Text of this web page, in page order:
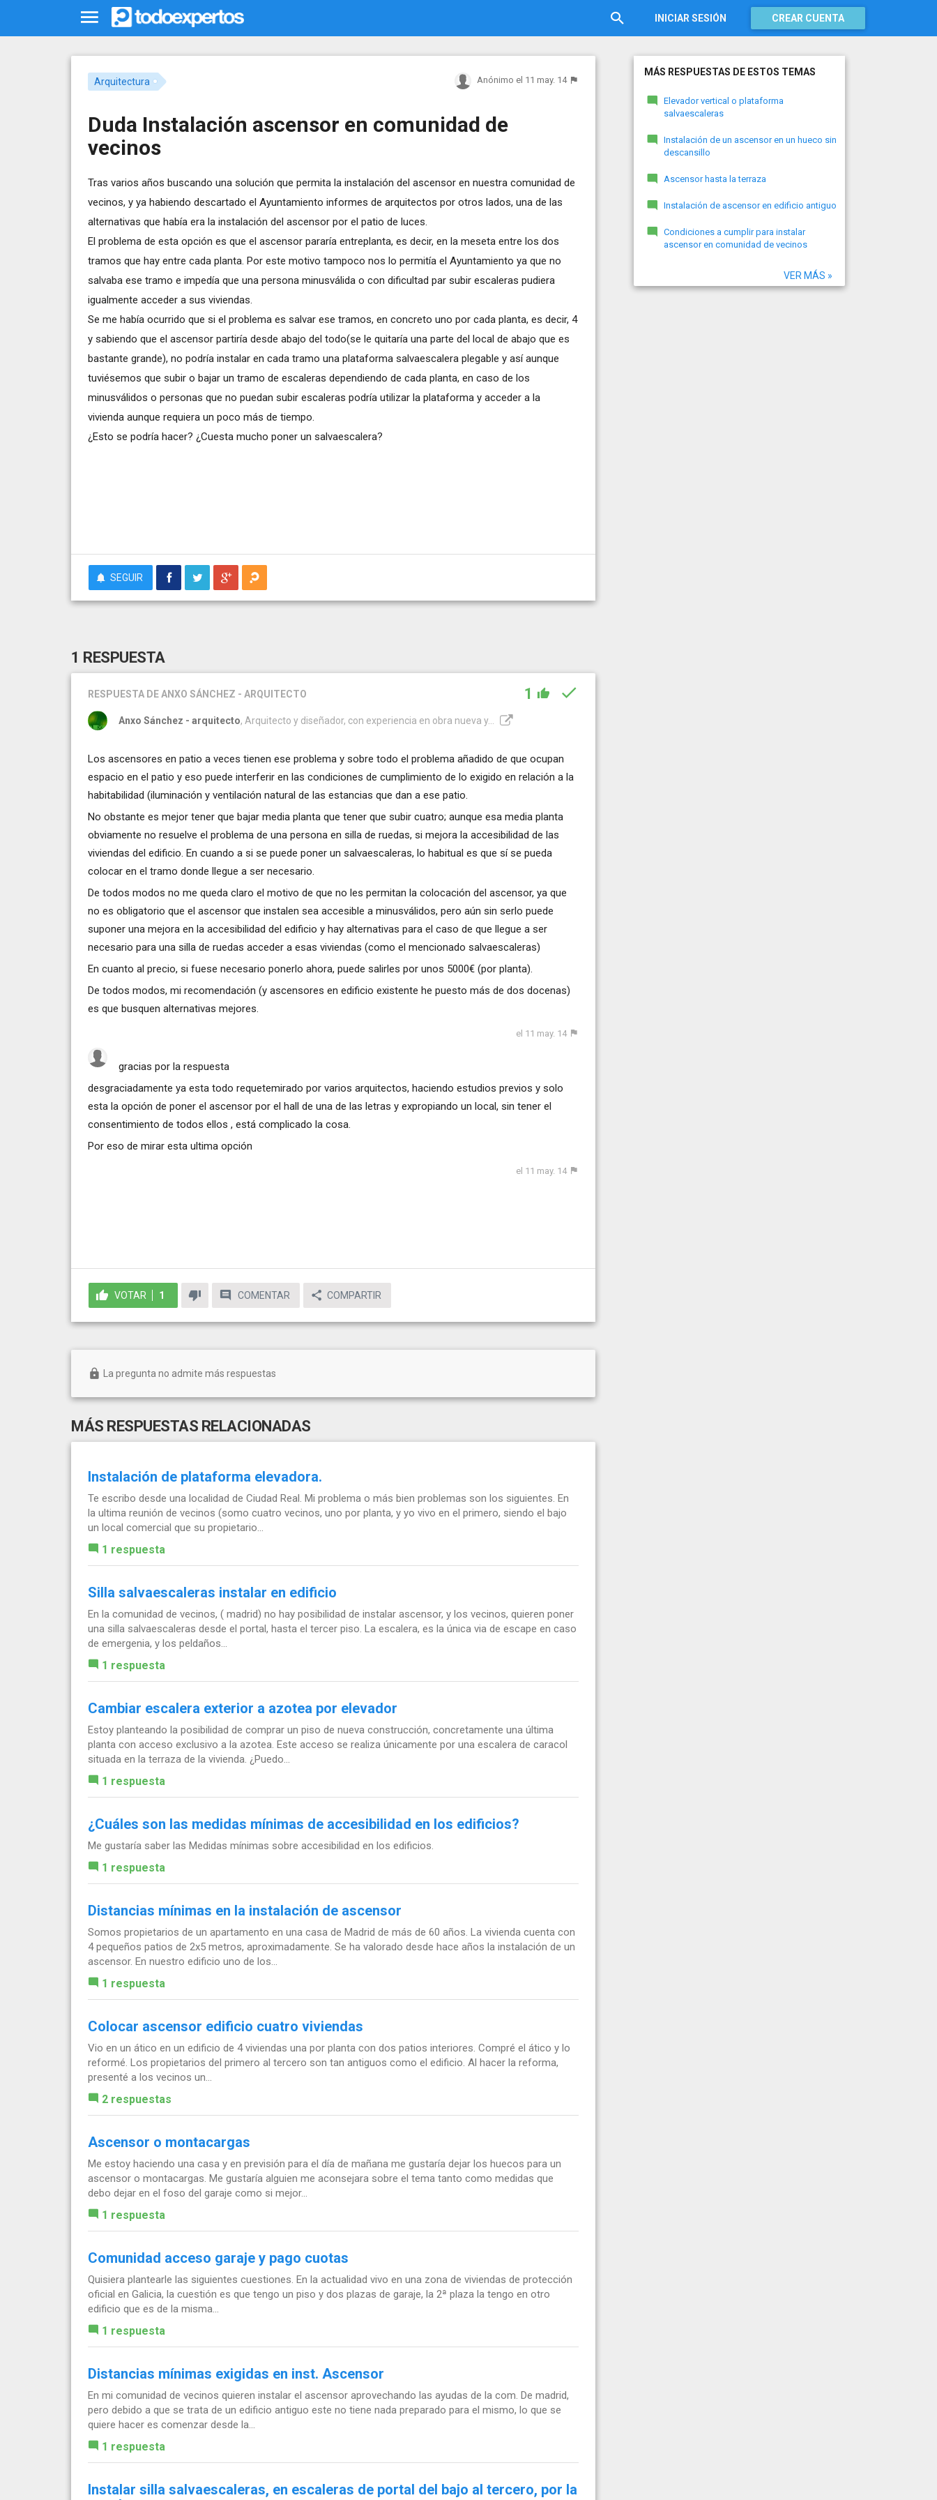
INICIAR SESIÓN CREAR CUENTA
Arquitectura Anónimo el 11 may. 14
Duda Instalación ascensor en comunidad de
vecinos
Tras varios años buscando una solución que permita la instalación del ascensor en nuestra comunidad de
vecinos, y ya habiendo descartado el Ayuntamiento informes de arquitectos por otros lados, una de las
alternativas que había era la instalación del ascensor por el patio de luces.
El problema de esta opción es que el ascensor pararía entreplanta, es decir, en la meseta entre los dos
tramos que hay entre cada planta. Por este motivo tampoco nos lo permitía el Ayuntamiento ya que no
salvaba ese tramo e impedía que una persona minusválida o con dificultad par subir escaleras pudiera
igualmente acceder a sus viviendas.
Se me había ocurrido que si el problema es salvar ese tramos, en concreto uno por cada planta, es decir, 4
y sabiendo que el ascensor partiría desde abajo del todo(se le quitaría una parte del local de abajo que es
bastante grande), no podría instalar en cada tramo una plataforma salvaescalera plegable y así aunque
tuviésemos que subir o bajar un tramo de escaleras dependiendo de cada planta, en caso de los
minusválidos o personas que no puedan subir escaleras podría utilizar la plataforma y acceder a la
vivienda aunque requiera un poco más de tiempo.
¿Esto se podría hacer? ¿Cuesta mucho poner un salvaescalera?
SEGUIR
1 RESPUESTA
RESPUESTA DE ANXO SÁNCHEZ - ARQUITECTO 1
Anxo Sánchez - arquitecto, Arquitecto y diseñador, con experiencia en obra nueva y...
Los ascensores en patio a veces tienen ese problema y sobre todo el problema añadido de que ocupan
espacio en el patio y eso puede interferir en las condiciones de cumplimiento de lo exigido en relación a la
habitabilidad (iluminación y ventilación natural de las estancias que dan a ese patio.
No obstante es mejor tener que bajar media planta que tener que subir cuatro; aunque esa media planta
obviamente no resuelve el problema de una persona en silla de ruedas, si mejora la accesibilidad de las
viviendas del edificio. En cuando a si se puede poner un salvaescaleras, lo habitual es que sí se pueda
colocar en el tramo donde llegue a ser necesario.
De todos modos no me queda claro el motivo de que no les permitan la colocación del ascensor, ya que
no es obligatorio que el ascensor que instalen sea accesible a minusválidos, pero aún sin serlo puede
suponer una mejora en la accesibilidad del edificio y hay alternativas para el caso de que llegue a ser
necesario para una silla de ruedas acceder a esas viviendas (como el mencionado salvaescaleras)
En cuanto al precio, si fuese necesario ponerlo ahora, puede salirles por unos 5000€ (por planta).
De todos modos, mi recomendación (y ascensores en edificio existente he puesto más de dos docenas)
es que busquen alternativas mejores.
el 11 may. 14
gracias por la respuesta
desgraciadamente ya esta todo requetemirado por varios arquitectos, haciendo estudios previos y solo
esta la opción de poner el ascensor por el hall de una de las letras y expropiando un local, sin tener el
consentimiento de todos ellos , está complicado la cosa.
Por eso de mirar esta ultima opción
el 11 may. 14
VOTAR 1 COMENTAR COMPARTIR
La pregunta no admite más respuestas
MÁS RESPUESTAS RELACIONADAS
Instalación de plataforma elevadora.
Te escribo desde una localidad de Ciudad Real. Mi problema o más bien problemas son los siguientes. En
la ultima reunión de vecinos (somo cuatro vecinos, uno por planta, y yo vivo en el primero, siendo el bajo
un local comercial que su propietario...
1 respuesta
Silla salvaescaleras instalar en edificio
En la comunidad de vecinos, ( madrid) no hay posibilidad de instalar ascensor, y los vecinos, quieren poner
una silla salvaescaleras desde el portal, hasta el tercer piso. La escalera, es la única via de escape en caso
de emergenia, y los peldaños...
1 respuesta
Cambiar escalera exterior a azotea por elevador
Estoy planteando la posibilidad de comprar un piso de nueva construcción, concretamente una última
planta con acceso exclusivo a la azotea. Este acceso se realiza únicamente por una escalera de caracol
situada en la terraza de la vivienda. ¿Puedo...
1 respuesta
¿Cuáles son las medidas mínimas de accesibilidad en los edificios?
Me gustaría saber las Medidas mínimas sobre accesibilidad en los edificios.
1 respuesta
Distancias mínimas en la instalación de ascensor
Somos propietarios de un apartamento en una casa de Madrid de más de 60 años. La vivienda cuenta con
4 pequeños patios de 2x5 metros, aproximadamente. Se ha valorado desde hace años la instalación de un
ascensor. En nuestro edificio uno de los...
1 respuesta
Colocar ascensor edificio cuatro viviendas
Vio en un ático en un edificio de 4 viviendas una por planta con dos patios interiores. Compré el ático y lo
reformé. Los propietarios del primero al tercero son tan antiguos como el edificio. Al hacer la reforma,
presenté a los vecinos un...
2 respuestas
Ascensor o montacargas
Me estoy haciendo una casa y en previsión para el día de mañana me gustaría dejar los huecos para un
ascensor o montacargas. Me gustaría alguien me aconsejara sobre el tema tanto como medidas que
debo dejar en el foso del garaje como si mejor...
1 respuesta
Comunidad acceso garaje y pago cuotas
Quisiera plantearle las siguientes cuestiones. En la actualidad vivo en una zona de viviendas de protección
oficial en Galicia, la cuestión es que tengo un piso y dos plazas de garaje, la 2ª plaza la tengo en otro
edificio que es de la misma...
1 respuesta
Distancias mínimas exigidas en inst. Ascensor
En mi comunidad de vecinos quieren instalar el ascensor aprovechando las ayudas de la com. De madrid,
pero debido a que se trata de un edificio antiguo este no tiene nada preparado para el mismo, lo que se
quiere hacer es comenzar desde la...
1 respuesta
Instalar silla salvaescaleras, en escaleras de portal del bajo al tercero, por la
MÁS RESPUESTAS DE ESTOS TEMAS
Elevador vertical o plataforma
salvaescaleras
Instalación de un ascensor en un hueco sin
descansillo
Ascensor hasta la terraza
Instalación de ascensor en edificio antiguo
Condiciones a cumplir para instalar
ascensor en comunidad de vecinos
VER MÁS »